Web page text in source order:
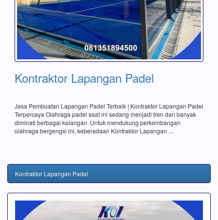
Kontraktor Lapangan Padel
Jasa Pembuatan Lapangan Padel Terbaik | Kontraktor Lapangan Padel
Terpercaya Olahraga padel saat ini sedang menjadi tren dan banyak
diminati berbagai kalangan. Untuk mendukung perkembangan
olahraga bergengsi ini, keberadaan Kontraktor Lapangan ...
Kontraktor Lapangan Padel